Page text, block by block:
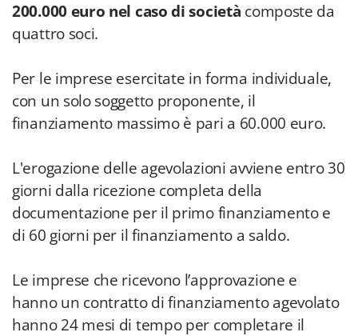
200.000 euro nel caso di società composte da
quattro soci.
Per le imprese esercitate in forma individuale,
con un solo soggetto proponente, il
finanziamento massimo è pari a 60.000 euro.
L'erogazione delle agevolazioni avviene entro 30
giorni dalla ricezione completa della
documentazione per il primo finanziamento e
di 60 giorni per il finanziamento a saldo.
Le imprese che ricevono l’approvazione e
hanno un contratto di finanziamento agevolato
hanno 24 mesi di tempo per completare il